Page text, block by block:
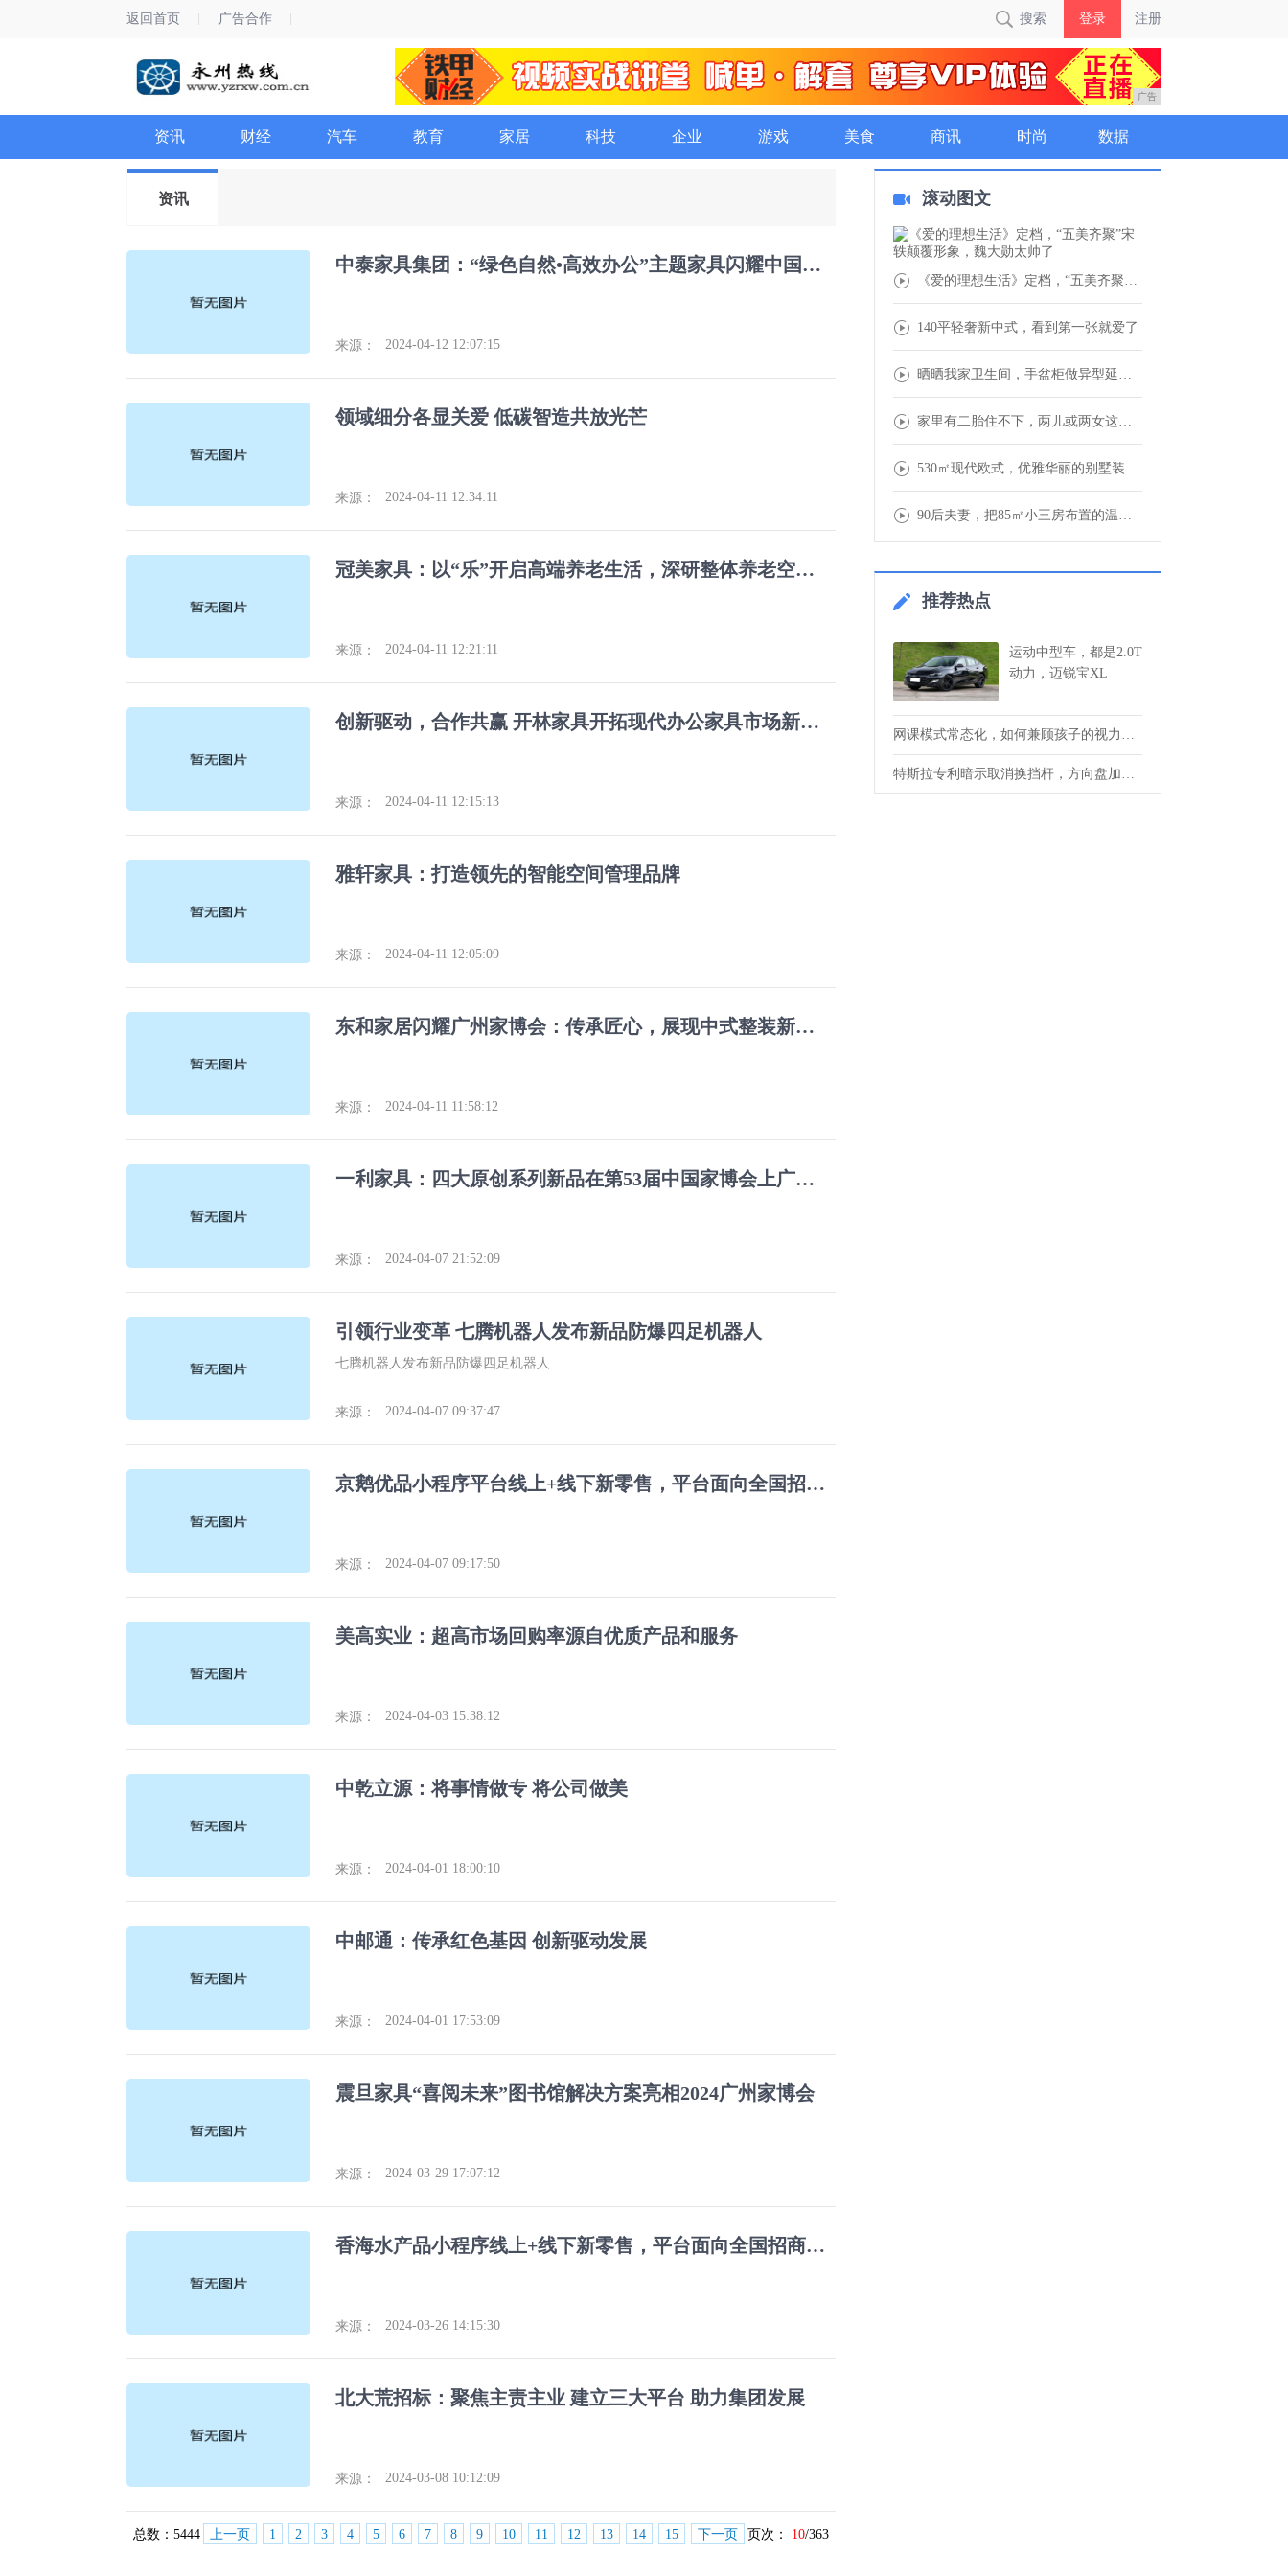
返回首页 广告合作 搜索 登录 注册
广告
资讯 财经 汽车 教育 家居 科技 企业 游戏 美食 商讯 时尚 数据
资讯
中泰家具集团：“绿色自然•高效办公”主题家具闪耀中国家博会
来源： 2024-04-12 12:07:15
领域细分各显关爱 低碳智造共放光芒
来源： 2024-04-11 12:34:11
冠美家具：以“乐”开启高端养老生活，深研整体养老空间解决方案
来源： 2024-04-11 12:21:11
创新驱动，合作共赢 开林家具开拓现代办公家具市场新路径
来源： 2024-04-11 12:15:13
雅轩家具：打造领先的智能空间管理品牌
来源： 2024-04-11 12:05:09
东和家居闪耀广州家博会：传承匠心，展现中式整装新突破
来源： 2024-04-11 11:58:12
一利家具：四大原创系列新品在第53届中国家博会上广受好评
来源： 2024-04-07 21:52:09
引领行业变革 七腾机器人发布新品防爆四足机器人
七腾机器人发布新品防爆四足机器人
来源： 2024-04-07 09:37:47
京鹅优品小程序平台线上+线下新零售，平台面向全国招商，欢迎您的加盟！！！
来源： 2024-04-07 09:17:50
美高实业：超高市场回购率源自优质产品和服务
来源： 2024-04-03 15:38:12
中乾立源：将事情做专 将公司做美
来源： 2024-04-01 18:00:10
中邮通：传承红色基因 创新驱动发展
来源： 2024-04-01 17:53:09
震旦家具“喜阅未来”图书馆解决方案亮相2024广州家博会
来源： 2024-03-29 17:07:12
香海水产品小程序线上+线下新零售，平台面向全国招商！！！！
来源： 2024-03-26 14:15:30
北大荒招标：聚焦主责主业 建立三大平台 助力集团发展
来源： 2024-03-08 10:12:09
总数： 5444 上一页 1 2 3 4 5 6 7 8 9 10 11 12 13 14 15 下一页 页次： 10/363
滚动图文
《爱的理想生活》定档，“五美齐聚”宋轶颠覆
140平轻奢新中式，看到第一张就爱了
晒晒我家卫生间，手盆柜做异型延伸，满屋收纳
家里有二胎住不下，两儿或两女这样设计房间，
530㎡现代欧式，优雅华丽的别墅装修，营造
90后夫妻，把85㎡小三房布置的温馨又舒适
推荐热点
运动中型车，都是2.0T
动力，迈锐宝XL
网课模式常态化，如何兼顾孩子的视力健康与
特斯拉专利暗示取消换挡杆，方向盘加触摸屏